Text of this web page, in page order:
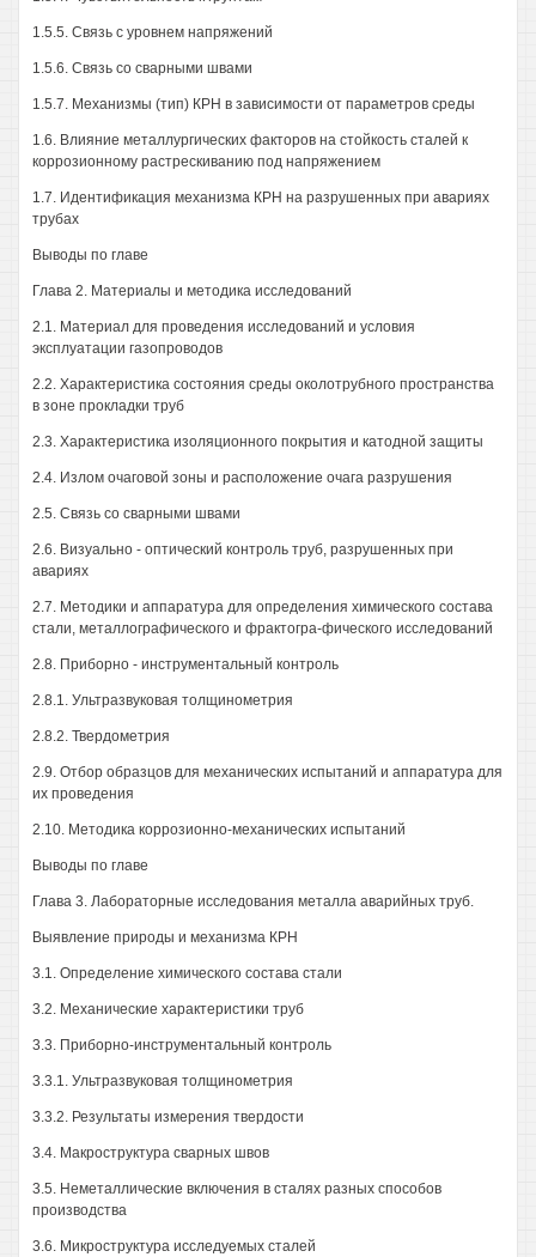
1.5.5. Связь с уровнем напряжений
1.5.6. Связь со сварными швами
1.5.7. Механизмы (тип) КРН в зависимости от параметров среды
1.6. Влияние металлургических факторов на стойкость сталей к
коррозионному растрескиванию под напряжением
1.7. Идентификация механизма КРН на разрушенных при авариях
трубах
Выводы по главе
Глава 2. Материалы и методика исследований
2.1. Материал для проведения исследований и условия
эксплуатации газопроводов
2.2. Характеристика состояния среды околотрубного пространства
в зоне прокладки труб
2.3. Характеристика изоляционного покрытия и катодной защиты
2.4. Излом очаговой зоны и расположение очага разрушения
2.5. Связь со сварными швами
2.6. Визуально - оптический контроль труб, разрушенных при
авариях
2.7. Методики и аппаратура для определения химического состава
стали, металлографического и фрактогра-фического исследований
2.8. Приборно - инструментальный контроль
2.8.1. Ультразвуковая толщинометрия
2.8.2. Твердометрия
2.9. Отбор образцов для механических испытаний и аппаратура для
их проведения
2.10. Методика коррозионно-механических испытаний
Выводы по главе
Глава 3. Лабораторные исследования металла аварийных труб.
Выявление природы и механизма КРН
3.1. Определение химического состава стали
3.2. Механические характеристики труб
3.3. Приборно-инструментальный контроль
3.3.1. Ультразвуковая толщинометрия
3.3.2. Результаты измерения твердости
3.4. Макроструктура сварных швов
3.5. Неметаллические включения в сталях разных способов
производства
3.6. Микроструктура исследуемых сталей